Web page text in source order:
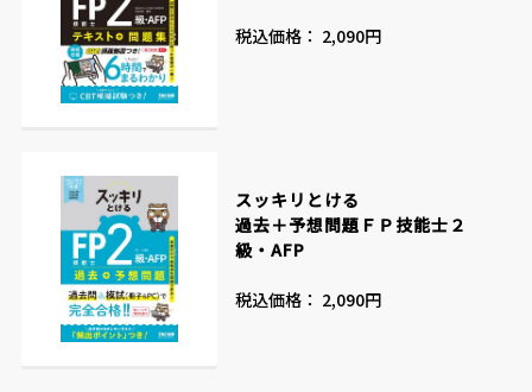
税込価格： 2,090円
スッキリとける
過去＋予想問題ＦＰ技能士２
級・AFP
税込価格： 2,090円